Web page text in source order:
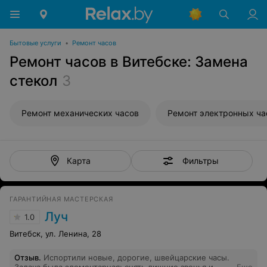
Бытовые услуги • Ремонт часов
Ремонт часов в Витебске: Замена
стекол 3
Ремонт механических часов Ремонт электронных
Карта Фильтры
ГАРАНТИЙНАЯ МАСТЕРСКАЯ
1.0 Луч
Витебск, ул. Ленина, 28
Отзыв. Испортили новые, дорогие, швейцарские часы.